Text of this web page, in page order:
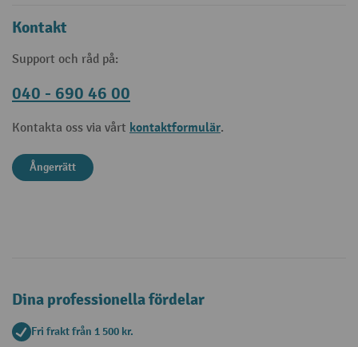
Kontakt
Support och råd på:
040 - 690 46 00
Kontakta oss via vårt kontaktformulär.
Ångerrätt
Dina professionella fördelar
Fri frakt från 1 500 kr.